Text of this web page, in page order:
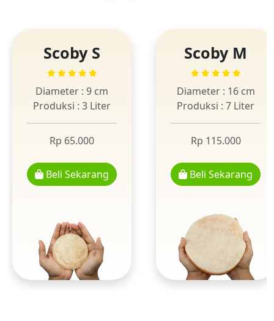
Scoby S
Diameter : 9 cm
Produksi : 3 Liter
Rp 65.000
Beli Sekarang
Scoby M
Diameter : 16 cm
Produksi : 7 Liter
Rp 115.000
Beli Sekarang